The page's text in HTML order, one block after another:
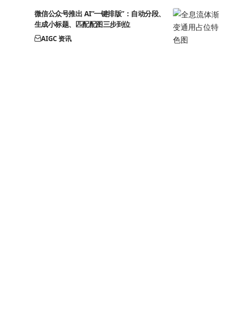
微信公众号推出 AI”一键排版”：自动分段、
生成小标题、匹配配图三步到位
AIGC 资讯